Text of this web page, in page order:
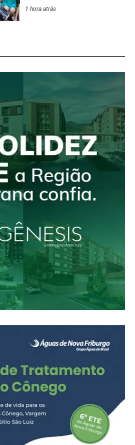
1 hora atrás